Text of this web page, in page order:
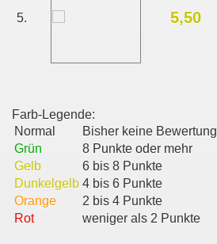
5. 5,50
Farb-Legende:
Normal
Bisher keine
Grün
8 Punkte oder mehr
Gelb
6 bis 8 Punkte
Dunkelgelb 4 bis 6 Punkte
Orange
2 bis 4 Punkte
Rot
weniger als 2 Punkte